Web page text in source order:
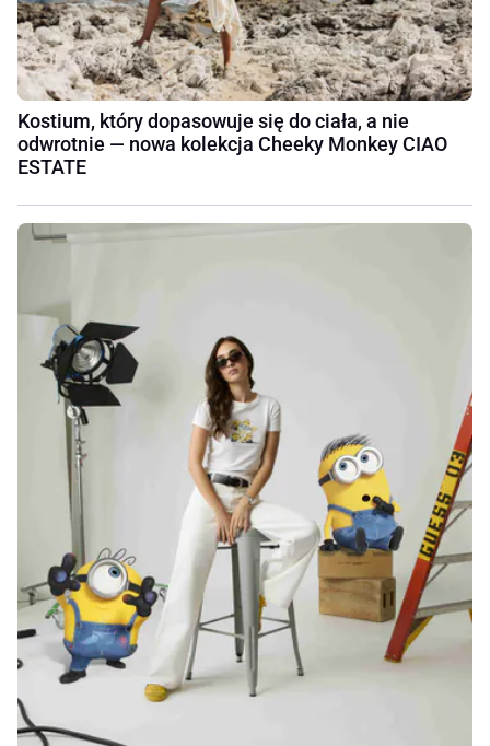
Kostium, który dopasowuje się do ciała, a nie
odwrotnie — nowa kolekcja Cheeky Monkey CIAO
ESTATE